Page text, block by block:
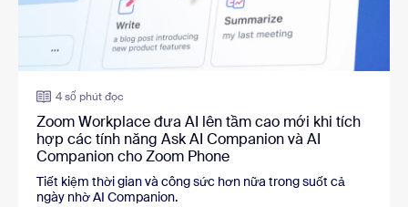
4 số phút đọc
Zoom Workplace đưa AI lên tầm cao mới khi tích
hợp các tính năng Ask AI Companion và AI
Companion cho Zoom Phone
Tiết kiệm thời gian và công sức hơn nữa trong suốt cả
ngày nhờ AI Companion.